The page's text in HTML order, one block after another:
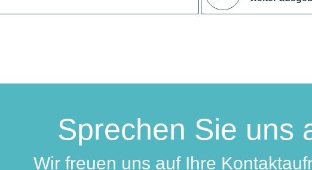
Sprechen Sie uns
Wir freuen uns auf Ihre